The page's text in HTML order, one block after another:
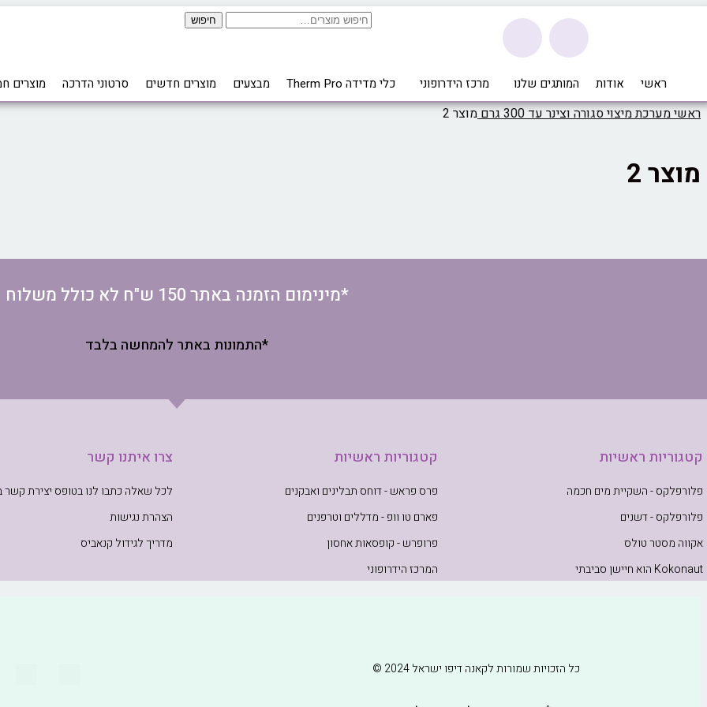
חיפוש
ראשי אודות המותגים שלנו מרכז הידרופוני כלי מדידה Therm Pro מבצעים מוצרים חדשים סרטוני הדרכה מוצרים
ראשימערכת מיצוי סגורה וצינר עד 300 גרם מוצר 2
מוצר 2
*מינימום הזמנה באתר 150 ש"ח לא כולל משלוח
*התמונות באתר להמחשה בלבד
קטגוריות ראשיות
פלורפלקס - השקיית מים חכמה
פלורפלקס - דשנים
אקווה מסטר טולס
Kokonaut הוא חיישן סביבתי
קטגוריות ראשיות
פרס פראש - דוחס תבלינים ואבקנים
פארם טו וופ - מדללים וטרפנים
פרופרש - קופסאות אחסון
המרכז הידרופוני
צרו איתנו קשר
לכל שאלה כתבו לנו בטופס יצירת קשר
הצהרת נגישות
מדריך לגידול קנאביס
כל הזכויות שמורות לקאנה דיפו ישראל 2024 ©